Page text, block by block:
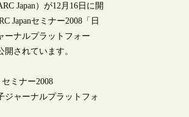
Japan）が12月16日に開
Japanセミナー2008「日
ーナルプラットフォー
開されています。
セミナー2008
ジャーナルプラットフォ